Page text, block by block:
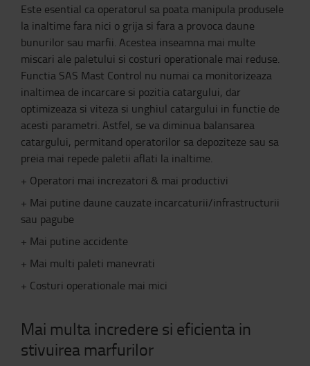
Este esential ca operatorul sa poata manipula produsele
la inaltime fara nici o grija si fara a provoca daune
bunurilor sau marfii. Acestea inseamna mai multe
miscari ale paletului si costuri operationale mai reduse.
Functia SAS Mast Control nu numai ca monitorizeaza
inaltimea de incarcare si pozitia catargului, dar
optimizeaza si viteza si unghiul catargului in functie de
acesti parametri. Astfel, se va diminua balansarea
catargului, permitand operatorilor sa depoziteze sau sa
preia mai repede paletii aflati la inaltime.
+ Operatori mai increzatori & mai productivi
+ Mai putine daune cauzate incarcaturii/infrastructurii
sau pagube
+ Mai putine accidente
+ Mai multi paleti manevrati
+ Costuri operationale mai mici
Mai multa incredere si eficienta in
stivuirea marfurilor